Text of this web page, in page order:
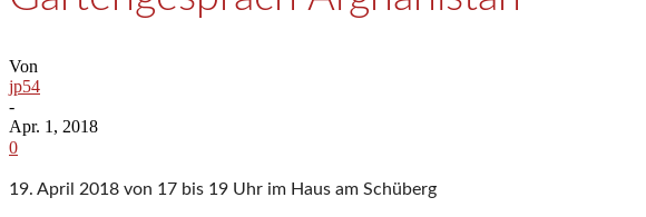
Von
jp54
-
Apr. 1, 2018
0
19. April 2018 von 17 bis 19 Uhr im Haus am Schüberg